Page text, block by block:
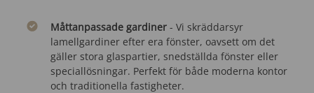
Måttanpassade gardiner- Vi skräddarsyr
lamellgardiner efter era fönster, oavsett om det
gäller stora glaspartier, snedställda fönster eller
speciallösningar. Perfekt för både moderna kontor
och traditionella fastigheter.